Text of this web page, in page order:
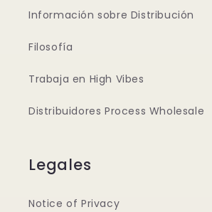
Información sobre Distribución
Filosofía
Trabaja en High Vibes
Distribuidores Process Wholesale
Legales
Notice of Privacy